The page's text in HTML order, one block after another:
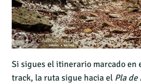
Si sigues el itinerario marcado en
track, la ruta sigue hacia el Pla